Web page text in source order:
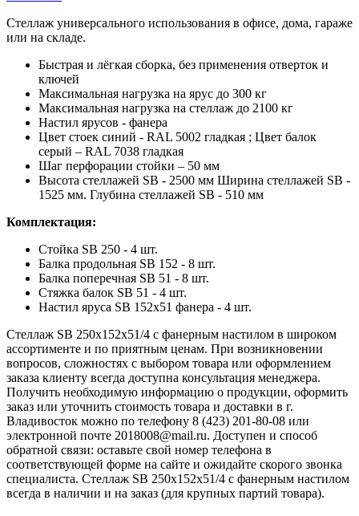
Стеллаж универсального использования в офисе, дома, гараже
или на складе.
Быстрая и лёгкая сборка, без применения отверток и
ключей
Максимальная нагрузка на ярус до 300 кг
Максимальная нагрузка на стеллаж до 2100 кг
Настил ярусов - фанера
Цвет стоек синий - RAL 5002 гладкая ; Цвет балок
серый – RAL 7038 гладкая
Шаг перфорации стойки – 50 мм
Высота стеллажей SB - 2500 мм Ширина стеллажей SB -
1525 мм. Глубина стеллажей SB - 510 мм
Комплектация:
Стойка SB 250 - 4 шт.
Балка продольная SB 152 - 8 шт.
Балка поперечная SB 51 - 8 шт.
Стяжка балок SB 51 - 4 шт.
Настил яруса SB 152х51 фанера - 4 шт.
Стеллаж SB 250x152x51/4 с фанерным настилом в широком
ассортименте и по приятным ценам. При возникновении
вопросов, сложностях с выбором товара или оформлением
заказа клиенту всегда доступна консультация менеджера.
Получить необходимую информацию о продукции, оформить
заказ или уточнить стоимость товара и доставки в г.
Владивосток можно по телефону 8 (423) 201-80-08 или
электронной почте 2018008@mail.ru. Доступен и способ
обратной связи: оставьте свой номер телефона в
соответствующей форме на сайте и ожидайте скорого звонка
специалиста. Стеллаж SB 250x152x51/4 с фанерным настилом
всегда в наличии и на заказ (для крупных партий товара).